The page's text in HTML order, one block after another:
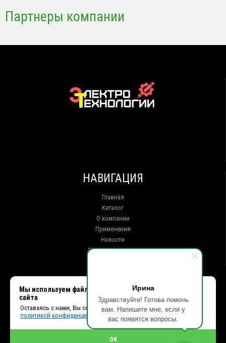
Ирина
Здравствуйте! Готова помочь
вам. Напишите мне, если у
вас появятся вопросы.
Партнеры компании
НАВИГАЦИЯ
Главная
Каталог
О компании
Применения
Новости
Доставка и оплата
г. Иркутск ул. Клары Цеткин, 16, офис 15
+7 (914) 010-76-83, 8 (3952) 93-27-93 - Отдел продаж
+7 (950) 075-85-99 - Техническая поддержка
info@et38.ru - Общая почта
et2@et38.ru - Отдел продаж
Мы используем файлы cookie, чтобы улучшить работу
сайта
Оставаясь с нами, Вы соглашаетесь с использованием cookies и
политикой конфиденциальности.
OK